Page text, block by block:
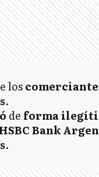
los
.
de forma
Bank
.